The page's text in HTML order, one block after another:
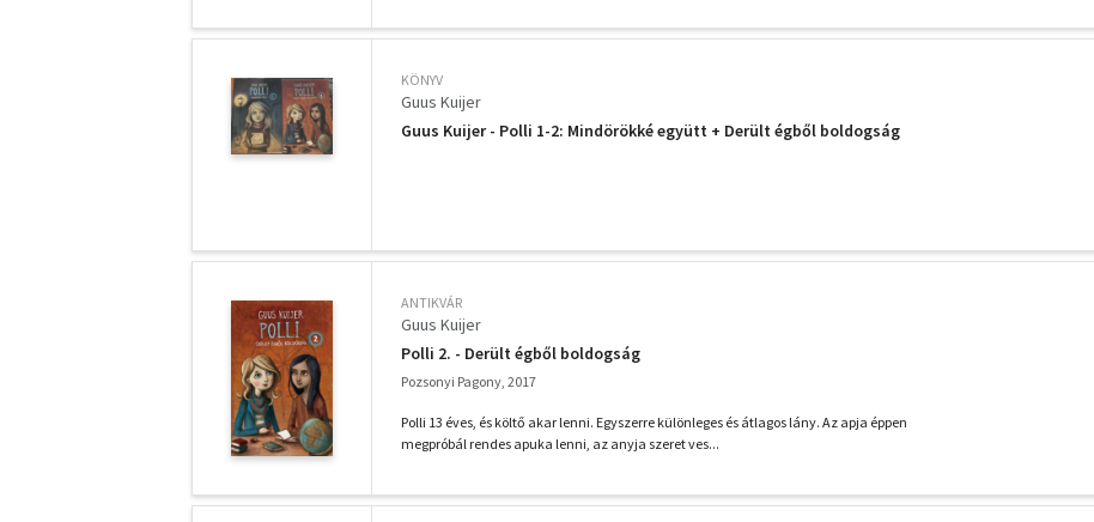
KÖNYV
Guus Kuijer
Guus Kuijer - Polli 1-2: Mindörökké együtt + Derült égből boldogság
ANTIKVÁR
Guus Kuijer
Polli 2. - Derült égből boldogság
Pozsonyi Pagony, 2017
Polli 13 éves, és költő akar lenni. Egyszerre különleges és átlagos lány. Az apja éppen
megpróbál rendes apuka lenni, az anyja szeret ves...